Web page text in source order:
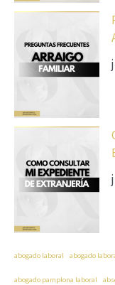
abogado laboral abogado
abogado pamplona laboral